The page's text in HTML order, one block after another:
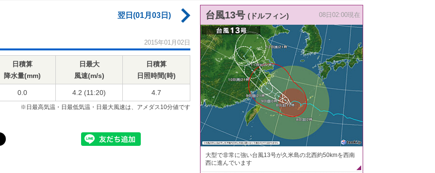
翌日(01月03日)
2015年01月02日
日積算
降水量(mm)
日最大
風速(m/s)
日積算
日照時間(時)
0.0 4.2 (11:20) 4.7
※日最高気温・日最低気温・日最大風速は、アメダス10分値です
台風13号 (ドルフィン) 08日02:00現在
大型で非常に強い台風13号が久米島の北西約50kmを西南
西に進んでいます